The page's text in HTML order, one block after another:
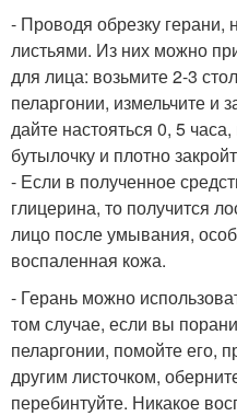
- Проводя обрезку герани,
листьями. Из них можно
для лица: возьмите 2-3
пеларгонии, измельчите и
дайте настояться 0, 5
бутылочку и плотно
- Если в полученное
глицерина, то получится
лицо после умывания,
воспаленная кожа.
- Герань можно
том случае, если вы
пеларгонии, помойте его,
другим листочком,
перебинтуйте. Никакое